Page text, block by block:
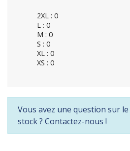
2XL : 0
L : 0
M : 0
S : 0
XL : 0
XS : 0
Vous avez une question sur
stock ? Contactez-nous !